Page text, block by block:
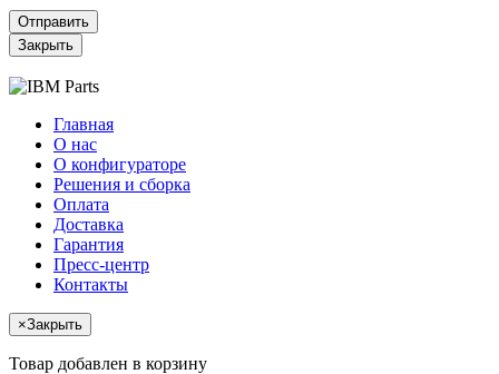
Отправить
Закрыть
Главная
О нас
О конфигураторе
Решения и сборка
Оплата
Доставка
Гарантия
Пресс-центр
Контакты
×Закрыть
Товар добавлен в корзину